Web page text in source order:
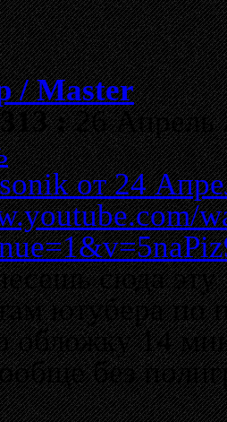
/ Master
:26 Апрель
от 24
сюда
ютубера
обложку 14
без